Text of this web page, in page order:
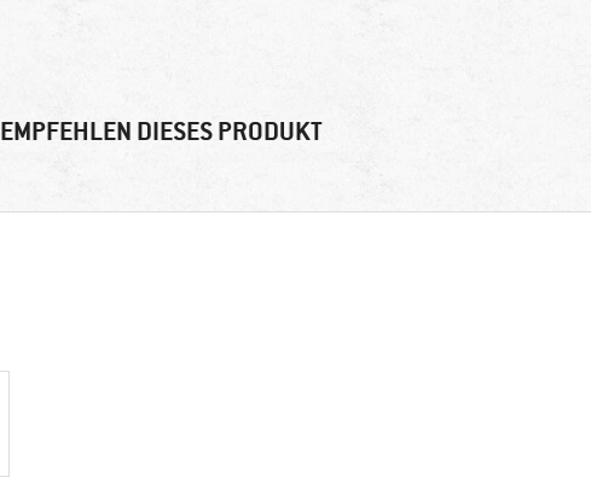
EMPFEHLEN DIESES PRODUKT